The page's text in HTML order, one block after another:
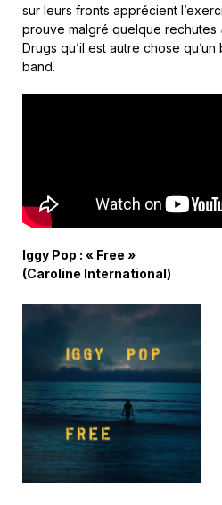
sur leurs fronts apprécient
prouve malgré quelque rechutes
Drugs qu’il est autre chose
band.
Iggy Pop : « Free »
(Caroline International)